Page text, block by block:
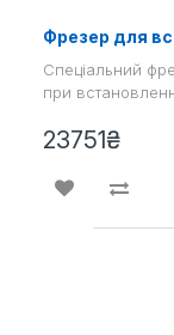
Фрезер для
Спеціальний
при
23751₴